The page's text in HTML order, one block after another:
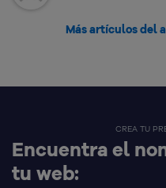
Más artículos del
CREA TU
Encuentra el
tu web: